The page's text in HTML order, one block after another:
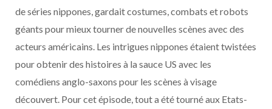
de séries nippones, gardait costumes, combats et robots
géants pour mieux tourner de nouvelles scènes avec des
acteurs américains. Les intrigues nippones étaient twistées
pour obtenir des histoires à la sauce US avec les
comédiens anglo-saxons pour les scènes à visage
découvert. Pour cet épisode, tout a été tourné aux Etats-